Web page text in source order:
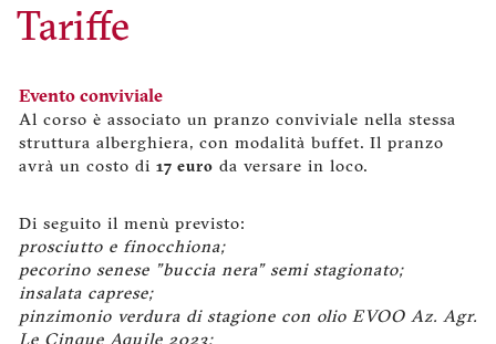
Tariffe
Evento conviviale
Al corso è associato un pranzo conviviale nella stessa
struttura alberghiera, con modalità buffet. Il pranzo
avrà un costo di 17 euro da versare in loco.
Di seguito il menù previsto:
prosciutto e finocchiona;
pecorino senese "buccia nera" semi stagionato;
insalata caprese;
pinzimonio verdura di stagione con olio EVOO Az. Agr.